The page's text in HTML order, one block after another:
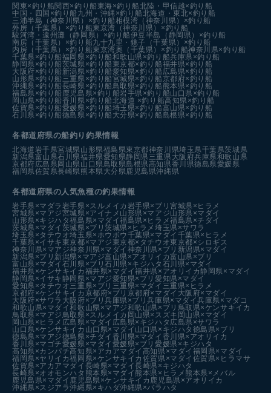
関東×釣り船関西×釣り船 東海×釣り船北陸・甲信越×釣り船
中国・四国×釣り船 九州・沖縄×釣り船北海道・東北×釣り船
三浦半島（神奈川県）×釣り船相模湾（神奈川県）×釣り船
外房（千葉県）×釣り船東京湾（神奈川県）×釣り船
駿河湾・遠州灘（静岡県）×釣り船伊豆半島（静岡県）×釣り船
南房（千葉県）×釣り船九十九里・銚子（千葉県）×釣り船
内房（千葉県）×釣り船東京湾奥（千葉県）×釣り船神奈川県×釣り船
千葉県×釣り船福岡県×釣り船和歌山県×釣り船兵庫県×釣り船
静岡県×釣り船茨城県×釣り船 東京都×釣り船福井県×釣り船
大阪府×釣り船 新潟県×釣り船愛知県×釣り船 広島県×釣り船
山形県×釣り船 三重県×釣り船宮城県×釣り船京都府×釣り船
沖縄県×釣り船長崎県×釣り船鳥取県×釣り船 熊本県×釣り船
福島県×釣り船 鹿児島県×釣り船岩手県×釣り船山口県×釣り船
岡山県×釣り船香川県×釣り船北海道 ×釣り船高知県×釣り船
佐賀県×釣り船愛媛県×釣り船埼玉県×釣り船富山県×釣り船
石川県×釣り船徳島県×釣り船 大分県×釣り船島根県×釣り船
各都道府県の船釣り釣果情報
北海道岩手県宮城県山形県福島県東京都神奈川県埼玉県千葉県茨城県
新潟県富山県石川県福井県愛知県静岡県三重県大阪府兵庫県和歌山県
京都府広島県岡山県山口県鳥取県島根県高知県香川県徳島県愛媛県
福岡県佐賀県長崎県熊本県大分県鹿児島県沖縄県
各都道府県の人気魚種の釣果情報
岩手県×マダラ 岩手県×スルメイカ 岩手県×ブリ宮城県×ヒラメ
宮城県×マアジ宮城県×アイナメ 山形県×マアジ山形県×マダイ
山形県×キジハタ福島県×マダイ福島県×ヒラメ福島県×チダイ
茨城県×マダイ 茨城県×ブリ茨城県×ヒラメ埼玉県×サワラ
埼玉県×タチウオ埼玉県×ホウボウ 千葉県×マダイ 千葉県×ヒラメ
千葉県×イサキ 東京都×マアジ 東京都×タチウオ東京都×シロギス
神奈川県×マアジ神奈川県×マダイ 神奈川県×ブリ 新潟県×マダイ
新潟県×ブリ 新潟県×マアジ富山県×アオリイカ富山県×ブリ
富山県×マダイ 石川県×ブリ石川県×キジハタ 石川県×マダイ
福井県×ケンサキイカ 福井県×マダイ福井県×アオリイカ 静岡県×マダイ
静岡県×イサキ 静岡県×マアジ愛知県×ブリ愛知県×マダイ
愛知県×タチウオ三重県×ブリ 三重県×マダイ 三重県×ヒラメ
京都府×ケンサキイカ 京都府×ブリ 京都府×マダイ 大阪府×マダイ
大阪府×サワラ 大阪府×ブリ兵庫県×ブリ兵庫県×マダイ兵庫県×マダコ
和歌山県×マダイ和歌山県×マアジ和歌山県×ブリ 鳥取県×ケンサキイカ
鳥取県×マアジ鳥取県×スルメイカ 岡山県×スズキ 岡山県×マダイ
岡山県×ヒラメ 広島県×マダイ 広島県×キジハタ 広島県×サワラ
山口県×ケンサキイカ 山口県×マダイ 山口県×キジハタ 徳島県×ブリ
徳島県×マアジ徳島県×チダイ 香川県×マダイ 香川県×アオリイカ
香川県×マゴチ愛媛県×マダイ 愛媛県×ブリ愛媛県×キジハタ
高知県×カンパチ高知県×アカアマダイ 高知県×マダイ 福岡県×マダイ
福岡県×ヤリイカ福岡県×ケンサキイカ 佐賀県×マダイ 佐賀県×ヒラマサ
佐賀県×アカアマダイ 長崎県×マダイ長崎県×キジハタ
長崎県×オオモンハタ 熊本県×マダイ 熊本県×ヒラメ 熊本県×メバル
鹿児島県×マダイ 鹿児島県×ケンサキイカ 鹿児島県×アオリイカ
沖縄県×スジアラ沖縄県×キハダ沖縄県×バラハタ